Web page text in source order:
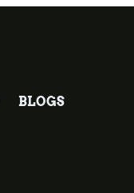
BLOGS